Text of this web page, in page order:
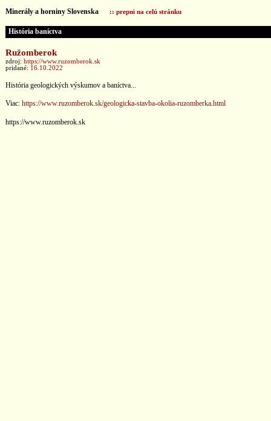
Minerály a horniny Slovenska :: prepni na celú stránku
História baníctva
Ružomberok
zdroj: https://www.ruzomberok.sk
pridané: 16.10.2022
História geologických výskumov a baníctva...
Viac: https://www.ruzomberok.sk/geologicka-stavba-okolia-ruzomberka.html
https://www.ruzomberok.sk